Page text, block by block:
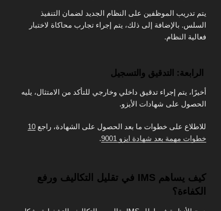
يتم تدريب الموظفين على النظام الجديد لضمان التنفيذ
السلس. بالإضافة إلى ذلك، يتم إجراء تجارب محاكاة لاختبار
فعالية النظام.
الرابعة: التدقيق والتسجيل
أخيرًا، يتم إجراء تدقيق داخلي وخارجي للتأكد من الامتثال، يليه
الحصول على شهادات الأيزو.
للاطلاع على خطوات ما بعد الحصول على الشهادة، راجع 10
خطوات مهمة بعد شهادة ايزو 9001
.
كيف يساهم IMS في تقليل التكاليف ورفع
الكفاءة؟